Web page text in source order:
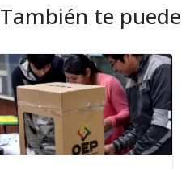
También te